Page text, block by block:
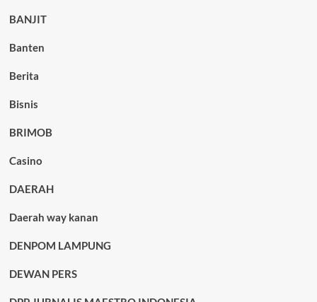
BANJIT
Banten
Berita
Bisnis
BRIMOB
Casino
DAERAH
Daerah way kanan
DENPOM LAMPUNG
DEWAN PERS